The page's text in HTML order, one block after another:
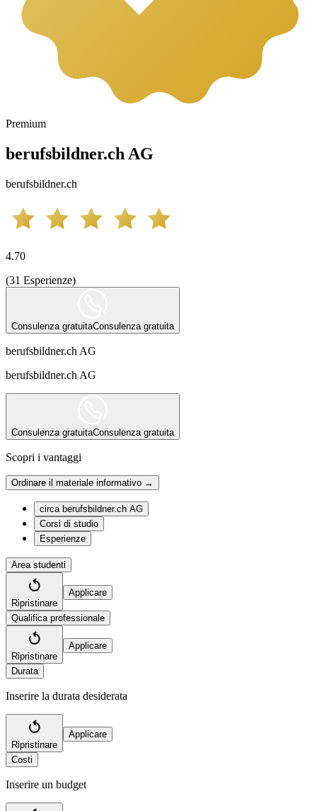
Premium
berufsbildner.ch AG
berufsbildner.ch
4.70
(31 Esperienze)
Consulenza gratuitaConsulenza gratuita
berufsbildner.ch AG
berufsbildner.ch AG
Consulenza gratuitaConsulenza gratuita
Scopri i vantaggi
Ordinare il materiale informativo →
circa berufsbildner.ch AG
Corsi di studio
Esperienze
Area studenti
Ripristinare
Applicare
Qualifica professionale
Ripristinare
Applicare
Durata
Inserire la durata desiderata
Ripristinare
Applicare
Costi
Inserire un budget